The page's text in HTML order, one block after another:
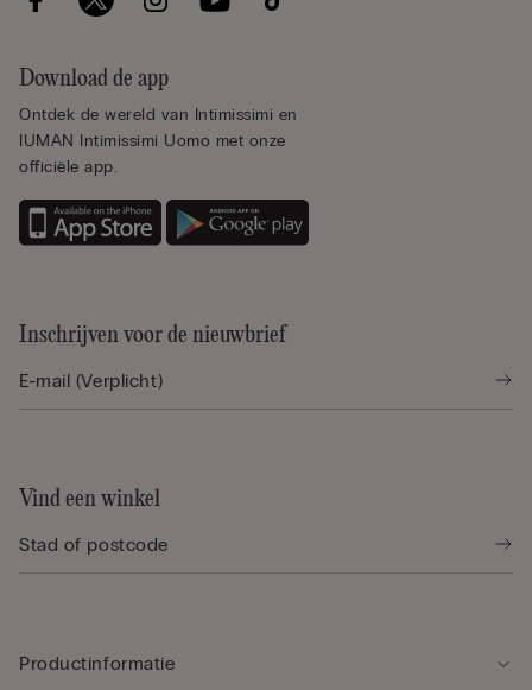
Download de app
Ontdek de wereld van Intimissimi en
IUMAN Intimissimi Uomo met onze
officiële app.
Inschrijven voor de nieuwbrief
Vind een winkel
Productinformatie